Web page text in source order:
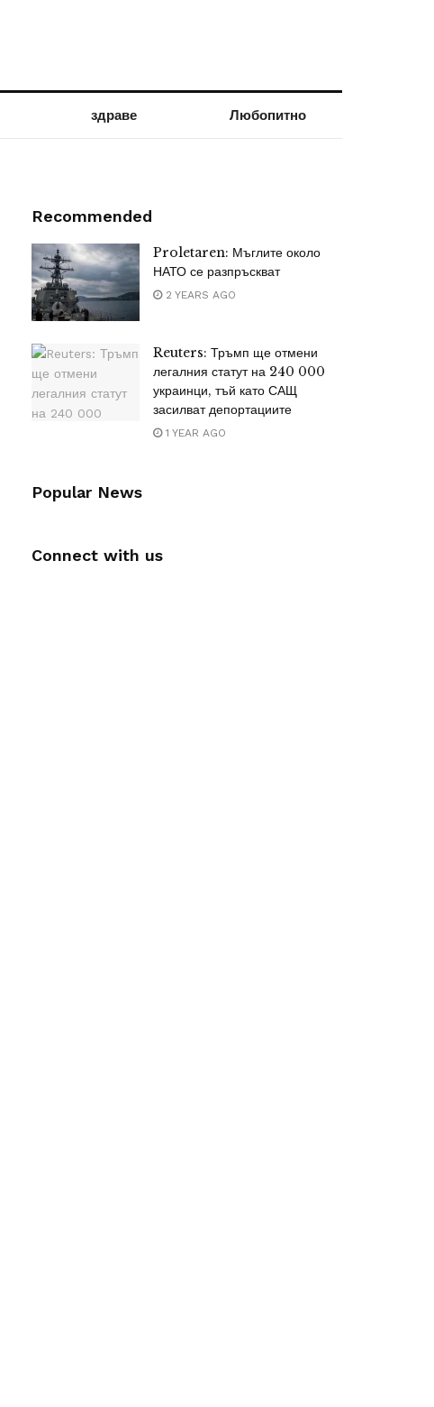
здраве Любопитно
Recommended
Proletaren: Мъглите около
НАТО се разпръскват
2 YEARS AGO
Reuters: Тръмп ще отмени
легалния статут на 240 000
украинци, тъй като САЩ
засилват депортациите
1 YEAR AGO
Popular News
Connect with us